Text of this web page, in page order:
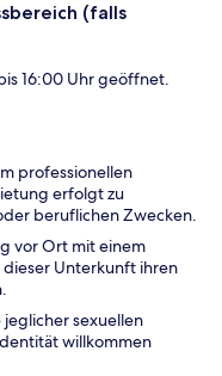
(falls
16:00 Uhr geöffnet.
professionellen
erfolgt zu
beruflichen Zwecken.
vor Ort mit einem
dieser Unterkunft ihren
sexuellen
willkommen